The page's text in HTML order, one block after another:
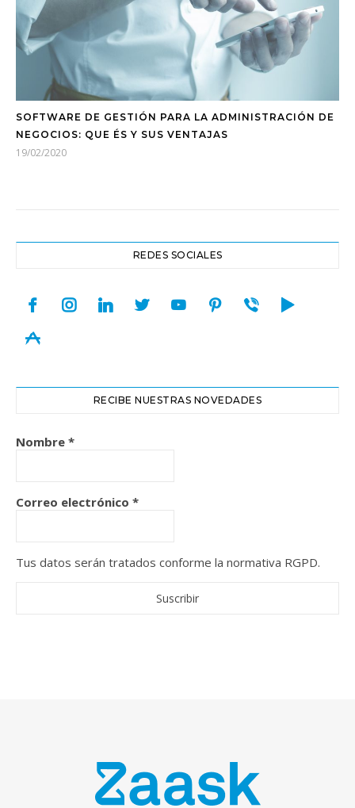
SOFTWARE DE GESTIÓN PARA LA ADMINISTRACIÓN DE
NEGOCIOS: QUE ÉS Y SUS VENTAJAS
19/02/2020
REDES SOCIALES
facebookinstagramlinkedintwitteryoutubepinterest
viber play
appstore
RECIBE NUESTRAS NOVEDADES
Nombre *
Correo electrónico *
Tus datos serán tratados conforme la normativa RGPD.